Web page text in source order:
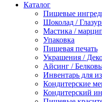
Каталог
Пищевые
Шоколад /
Мастика /
Упаковка
Пищевая печать
Украшения /
Айсинг /
Инвентарь для
Кондитерские
Кондитерский